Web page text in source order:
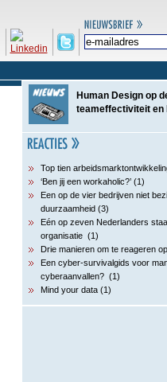
Human Design op
teameffectiviteit en
Top tien
‘Ben jij een workaholic?’ (1)
Een op de vier bedrijven niet
duurzaamheid (3)
Eén op zeven Nederlanders
organisatie (1)
Drie manieren om te reageren
Een cyber-survivalgids voor
cyberaanvallen? (1)
Mind your data (1)